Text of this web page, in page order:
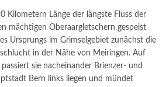
Kilometern Länge der längste Fluss der
mächtigen Oberaargletschern gespeist
Ursprungs im Grimselgebiet zunächst die
in der Nähe von Meiringen. Auf
sie nacheinander Brienzer- und
Bern links liegen und mündet